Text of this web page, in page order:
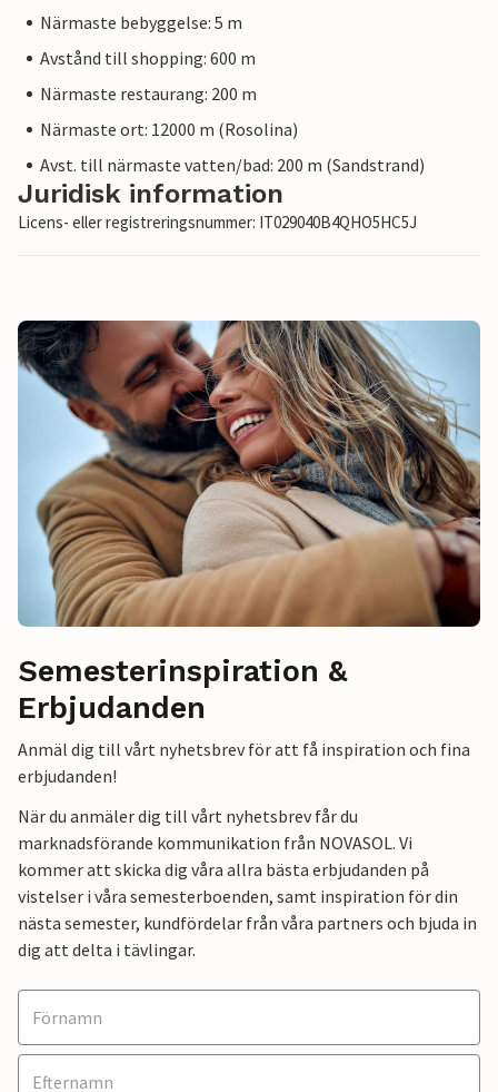
Närmaste bebyggelse: 5 m
Avstånd till shopping: 600 m
Närmaste restaurang: 200 m
Närmaste ort: 12000 m (Rosolina)
Avst. till närmaste vatten/bad: 200 m (Sandstrand)
Juridisk information
Licens- eller registreringsnummer: IT029040B4QHO5HC5J
Semesterinspiration &
Erbjudanden
Anmäl dig till vårt nyhetsbrev för att få inspiration och fina
erbjudanden!
När du anmäler dig till vårt nyhetsbrev får du
marknadsförande kommunikation från NOVASOL. Vi
kommer att skicka dig våra allra bästa erbjudanden på
vistelser i våra semesterboenden, samt inspiration för din
nästa semester, kundfördelar från våra partners och bjuda in
dig att delta i tävlingar.